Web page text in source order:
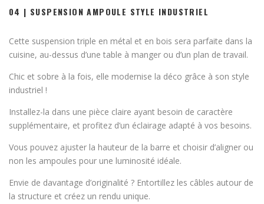
04 | SUSPENSION AMPOULE STYLE INDUSTRIEL
Cette suspension triple en métal et en bois sera parfaite dans la
cuisine, au-dessus d’une table à manger ou d’un plan de travail.
Chic et sobre à la fois, elle modernise la déco grâce à son style
industriel !
Installez-la dans une pièce claire ayant besoin de caractère
supplémentaire, et profitez d’un éclairage adapté à vos besoins.
Vous pouvez ajuster la hauteur de la barre et choisir d’aligner ou
non les ampoules pour une luminosité idéale.
Envie de davantage d’originalité ? Entortillez les câbles autour de
la structure et créez un rendu unique.